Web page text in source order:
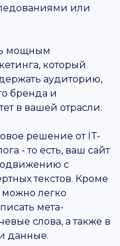
или
мощным
который
аудиторию,
бренда и
в вашей отрасли.
решение от IT-
- то есть, ваш сайт
с
текстов. Кроме
можно легко
мета-
слова, а также в
данные.